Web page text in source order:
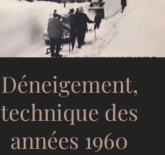
Déneigement,
technique des
années 1960